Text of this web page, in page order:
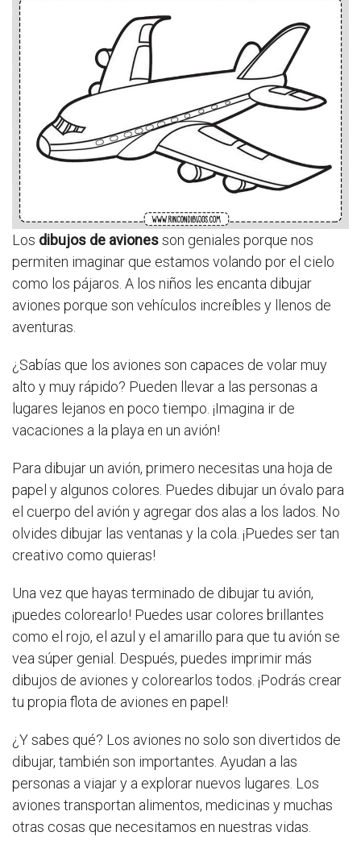
Los dibujos de avionesson geniales porque nos
permiten imaginar que estamos volando por el cielo
como los pájaros. A los niños les encanta dibujar
aviones porque son vehículos increíbles y llenos de
aventuras.
¿Sabías que los aviones son capaces de volar muy
alto y muy rápido? Pueden llevar a las personas a
lugares lejanos en poco tiempo. ¡Imagina ir de
vacaciones a la playa en un avión!
Para dibujar un avión, primero necesitas una hoja de
papel y algunos colores. Puedes dibujar un óvalo para
el cuerpo del avión y agregar dos alas a los lados. No
olvides dibujar las ventanas y la cola. ¡Puedes ser tan
creativo como quieras!
Una vez que hayas terminado de dibujar tu avión,
¡puedes colorearlo! Puedes usar colores brillantes
como el rojo, el azul y el amarillo para que tu avión se
vea súper genial. Después, puedes imprimir más
dibujos de aviones y colorearlos todos. ¡Podrás crear
tu propia flota de aviones en papel!
¿Y sabes qué? Los aviones no solo son divertidos de
dibujar, también son importantes. Ayudan a las
personas a viajar y a explorar nuevos lugares. Los
aviones transportan alimentos, medicinas y muchas
otras cosas que necesitamos en nuestras vidas.